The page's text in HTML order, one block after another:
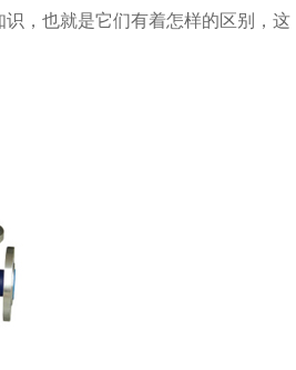
，也就是它们有着怎样的区别，这